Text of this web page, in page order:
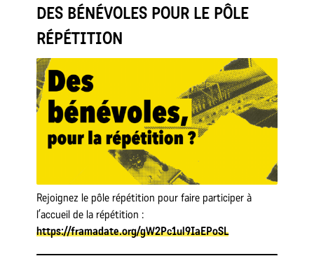
DES BÉNÉVOLES POUR LE PÔLE
RÉPÉTITION
Rejoignez le pôle répétition pour faire participer à
l’accueil de la répétition :
https://framadate.org/gW2Pc1ul9IaEPoSL